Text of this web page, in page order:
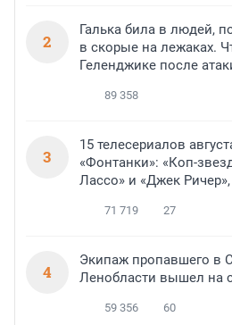
2
Галька била в людей,
в скорые на лежаках.
Геленджике после
89 358
3
15 телесериалов
«Фонтанки»: «Коп-
Лассо» и «Джек
71 719 27
4
Экипаж пропавшего в
Ленобласти вышел на
59 356 60